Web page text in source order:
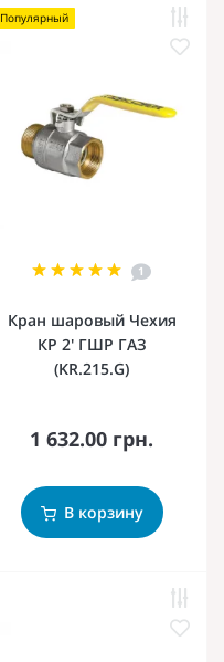
Популярный
1
Кран шаровый Чехия
КР 2' ГШР ГАЗ
(KR.215.G)
1 632.00 грн.
В корзину